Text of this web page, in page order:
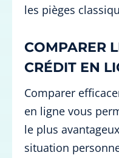
les pièges
COMPARER
CRÉDIT EN
Comparer
en ligne vous
le plus
situation